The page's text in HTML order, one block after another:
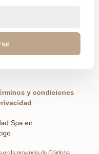
y condiciones